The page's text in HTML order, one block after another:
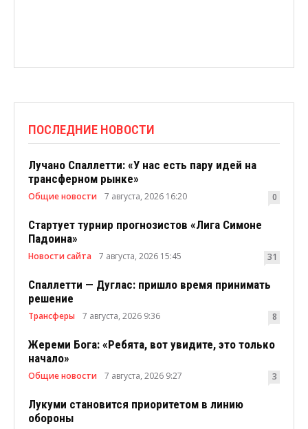
ПОСЛЕДНИЕ НОВОСТИ
Лучано Спаллетти: «У нас есть пару идей на
трансферном рынке»
Общие новости 7 августа, 2026 16:20 0
Стартует турнир прогнозистов «Лига Симоне
Падоина»
Новости сайта 7 августа, 2026 15:45 31
Спаллетти — Дуглас: пришло время принимать
решение
Трансферы 7 августа, 2026 9:36 8
Жереми Бога: «Ребята, вот увидите, это только
начало»
Общие новости 7 августа, 2026 9:27 3
Лукуми становится приоритетом в линию
обороны